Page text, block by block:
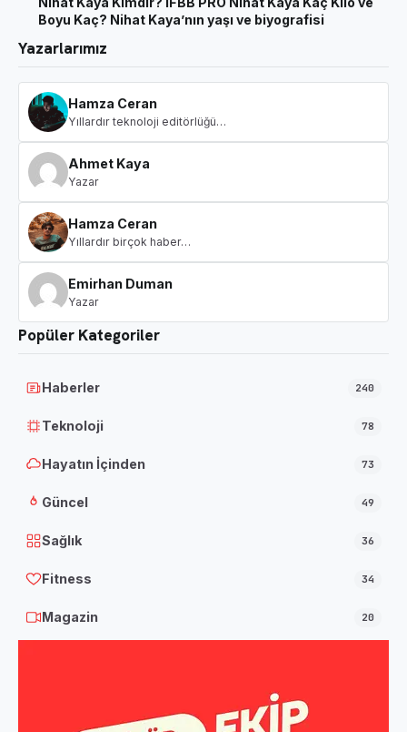
Boyu Kaç? Nihat Kaya’nın yaşı ve biyografisi
Yazarlarımız
Hamza Ceran
Yıllardır teknoloji editörlüğü…
Ahmet Kaya
Yazar
Hamza Ceran
Yıllardır birçok haber…
Emirhan Duman
Yazar
Popüler Kategoriler
Haberler 240
Teknoloji 78
Hayatın İçinden 73
Güncel 49
Sağlık 36
Fitness 34
Magazin 20